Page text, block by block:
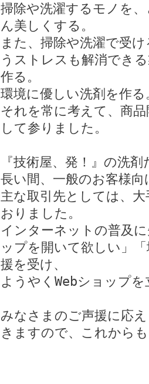
掃除や洗濯するモノを
ん美しくする。
また、掃除や洗濯で受
うストレスも解消でき
作る。
環境に優しい洗剤を作る
それを常に考えて、商
して参りました。
『技術屋、発！』の洗
長い間、一般のお客様
主な取引先としては、
おりました。
インターネットの普及
ップを開いて欲しい」
援を受け、
ようやくWebショップ
みなさまのご声援に応
きますので、これから